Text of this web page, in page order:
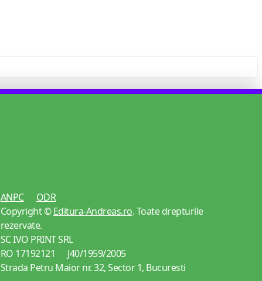
ANPC
ODR
Copyright ©Editura-Andreas.ro. Toate drepturile
rezervate.
SC IVO PRINT SRL
RO 17192121 J40/1959/2005
Strada Petru Maior nr. 32, Sector 1, Bucuresti